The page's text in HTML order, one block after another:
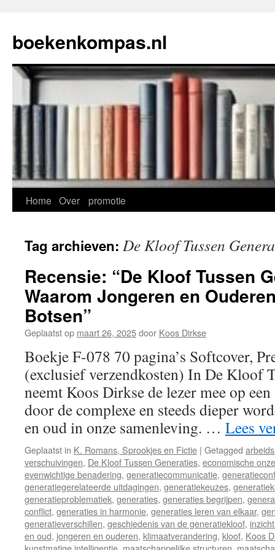
de
inhoud
boekenkompas.nl
Home Over promotie
Tag archieven: De Kloof Tussen
Recensie: “De Kloof Tussen
Waarom Jongeren en
Botsen”
Geplaatst op maart 26, 2025door Koos Dirkse
Boekje F-078 70 pagina’s Softcover,
(exclusief verzendkosten) In De Kloof
neemt Koos Dirkse de lezer mee op
door de complexe en steeds dieper
en oud in onze samenleving. … Lees
Geplaatst in K. Romans, Sprookjes en Fictie | Getagged
verschuivingen, De Kloof Tussen Generaties, economische
evenwichtige benadering, generatiecommunicatie,
generatiegerelateerde uitdagingen, generatiekeuzes,
generatieproblematiek, generaties, generaties begrijpen,
conflict, generaties in harmonie, generaties leren van elkaar,
generatieverschillen, geschiedenis van de generatiekloof,
en oud, jongeren en ouderen, klimaatverandering, kloof, Koos